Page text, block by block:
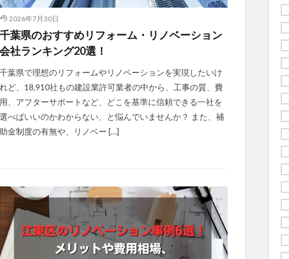
2026年7月30日
千葉県のおすすめリフォーム・リノベーション
会社ランキング20選！
千葉県で理想のリフォームやリノベーションを実現したいけ
れど、18,910社もの建設業許可業者の中から、工事の質、費
用、アフターサポートなど、どこを基準に信頼できる一社を
選べばいいのかわからない、と悩んでいませんか？ また、補
助金制度の有無や、リノベー […]